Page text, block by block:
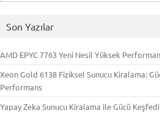
Son Yazılar
AMD EPYC 7763 Yeni Nesil Yüksek
Xeon Gold 6138 Fiziksel Sunucu Kiralama:
Performans
Yapay Zeka Sunucu Kiralama ile Gücü